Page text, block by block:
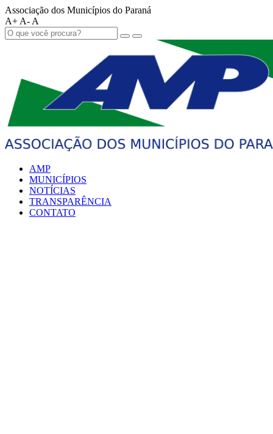
Associação dos Municípios do Paraná
A+ A- A
AMP
MUNICÍPIOS
NOTÍCIAS
TRANSPARÊNCIA
CONTATO